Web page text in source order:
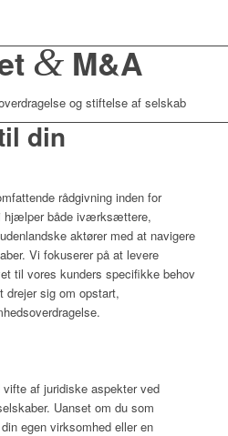
&M&A
og stiftelse af selskab
din
rådgivning inden for
hjælper både iværksættere,
aktører med at navigere
Vi fokuserer på at levere
til vores kunders specifikke behov
drejer sig om opstart,
af juridiske aspekter ved
Uanset om du som
egen virksomhed eller en